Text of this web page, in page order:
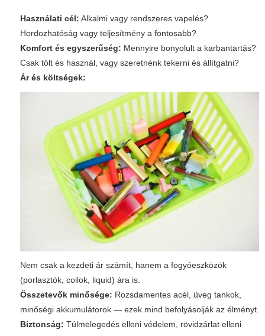
Használati cél: Alkalmi vagy rendszeres vapelés?
Hordozhatóság vagy teljesítmény a fontosabb?
Komfort és egyszerűség: Mennyire bonyolult a karbantartás?
Csak tölt és használ, vagy szeretnénk tekerni és állítgatni?
Ár és költségek:
Nem csak a kezdeti ár számít, hanem a fogyóeszközök
(porlasztók, coilok, liquid) ára is.
Összetevők minősége: Rozsdamentes acél, üveg tankok,
minőségi akkumulátorok — ezek mind befolyásolják az élményt.
Biztonság: Túlmelegedés elleni védelem, rövidzárlat elleni